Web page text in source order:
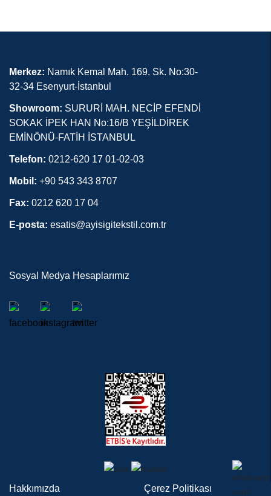
Merkez: Namık Kemal Mah. 169. Sk. No:30-
32-34 Esenyurt-İstanbul
Showroom: SURURİ MAH. NECİP EFENDİ
SOKAK İPEK HAN No:16/B YEŞİLDİREK
EMİNÖNÜ-FATİH İSTANBUL
Telefon: 0212-620 17 01-02-03
Mobil: +90 543 343 8707
Fax: 0212 620 17 04
E-posta: esatis@ayisigitekstil.com.tr
Sosyal Medya Hesaplarımız
Hakkımızda Çerez Politikası